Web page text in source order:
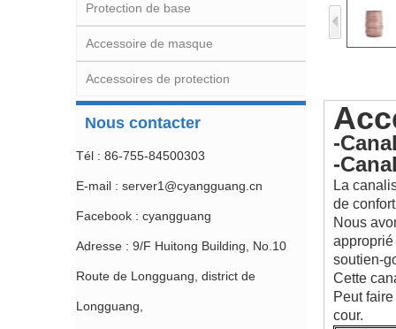
Protection de base
Accessoire de masque
Accessoires de protection
Nous contacter
Tél : 86-755-84500303
E-mail : server1@cyangguang.cn
Facebook : cyangguang
Adresse : 9/F Huitong Building, No.10
Route de Longguang, district de
Longguang,
-
-
La
de
Nous
approprié
soutien-
Cette
Peut
cour.